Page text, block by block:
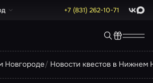
+7 (831) 262-10-71 Max
Новгороде Новости квестов в Нижнем